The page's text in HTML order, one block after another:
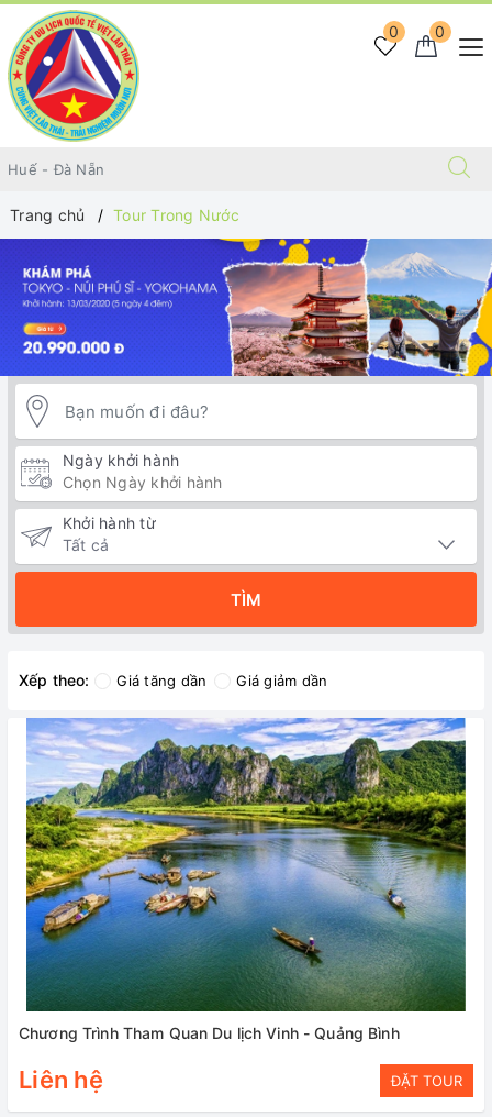
0
0
Trang chủ Tour Trong Nước
Ngày khởi hành
Khởi hành từ
TÌM
Xếp theo: Giá tăng dần Giá giảm dần
Chương Trình Tham Quan Du lịch Vinh - Quảng Bình
Liên hệ ĐẶT TOUR